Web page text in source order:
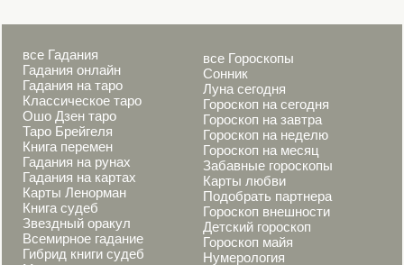
все Гадания
Гадания онлайн
Гадания на таро
Классическое таро
Ошо Дзен таро
Таро Брейгеля
Книга перемен
Гадания на рунах
Гадания на картах
Карты Ленорман
Книга судеб
Звездный оракул
Всемирное гадание
Гибрид книги судеб
все Гороскопы
Сонник
Луна сегодня
Гороскоп на сегодня
Гороскоп на завтра
Гороскоп на неделю
Гороскоп на месяц
Забавные гороскопы
Карты любви
Подобрать партнера
Гороскоп внешности
Детский гороскоп
Гороскоп майя
Нумерология